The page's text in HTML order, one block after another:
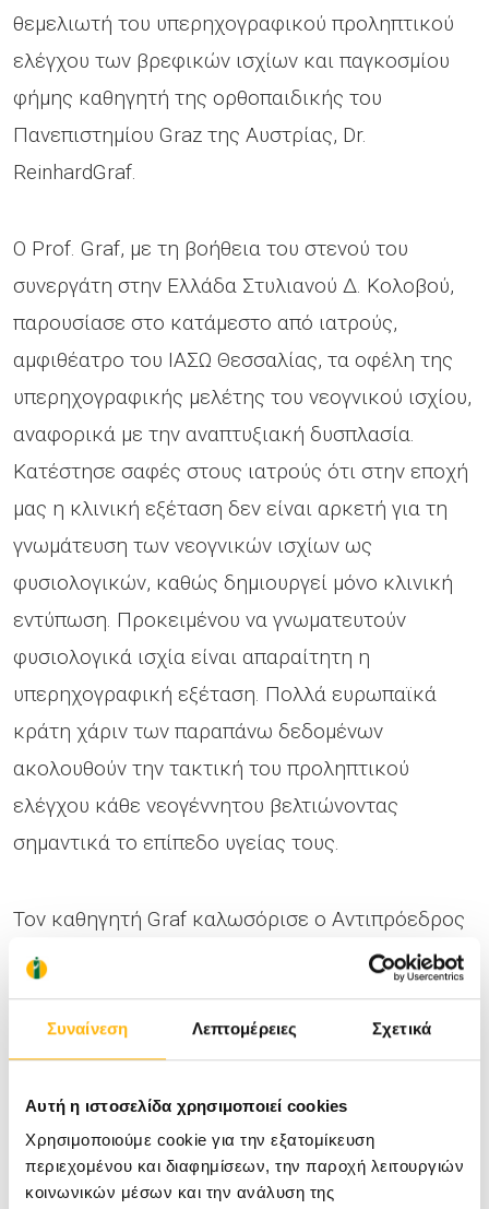
Συναίνεση Λεπτομέρειες Σχετικά
Αυτή η ιστοσελίδα χρησιμοποιεί cookies
Χρησιμοποιούμε cookie για την εξατομίκευση
περιεχομένου και διαφημίσεων, την παροχή λειτουργιών
κοινωνικών μέσων και την ανάλυση της
θεμελιωτή του υπερηχογραφικού προληπτικού
ελέγχου των βρεφικών ισχίων και παγκοσμίου
φήμης καθηγητή της ορθοπαιδικής του
Πανεπιστημίου Graz της Αυστρίας, Dr.
ReinhardGraf.
Ο Prof. Graf, με τη βοήθεια του στενού του
συνεργάτη στην Ελλάδα Στυλιανού Δ. Κολοβού,
παρουσίασε στο κατάμεστο από ιατρούς,
αμφιθέατρο του ΙΑΣΩ Θεσσαλίας, τα οφέλη της
υπερηχογραφικής μελέτης του νεογνικού ισχίου,
αναφορικά με την αναπτυξιακή δυσπλασία.
Κατέστησε σαφές στους ιατρούς ότι στην εποχή
μας η κλινική εξέταση δεν είναι αρκετή για τη
γνωμάτευση των νεογνικών ισχίων ως
φυσιολογικών, καθώς δημιουργεί μόνο κλινική
εντύπωση. Προκειμένου να γνωματευτούν
φυσιολογικά ισχία είναι απαραίτητη η
υπερηχογραφική εξέταση. Πολλά ευρωπαϊκά
κράτη χάριν των παραπάνω δεδομένων
ακολουθούν την τακτική του προληπτικού
ελέγχου κάθε νεογέννητου βελτιώνοντας
σημαντικά το επίπεδο υγείας τους.
Τον καθηγητή Graf καλωσόρισε ο Αντιπρόεδρος
του ΙΑΣΩ Θεσσαλίας κ. Αθανάσιος Καργιώτης
τονίζοντας ότι η παρουσία του είναι μια ακόμα
πρωτοβουλία επιστημονικού περιεχομένου του
ΙΑΣΩ Θεσσαλίας και αποτελεί ιδιαίτερη τιμή για
την τοπική επιστημονική κοινότητα.
Στο τέλος της διάλεξης ο καθηγητής Graf